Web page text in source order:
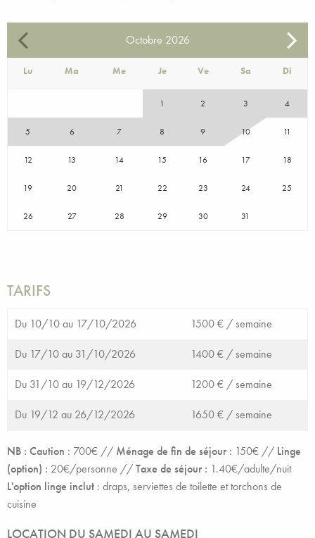
Octobre 2026
Lu Ma Me Je Ve Sa Di
1 2 3 4
5 6 7 8 9 10 11
12 13 14 15 16 17 18
19 20 21 22 23 24 25
26 27 28 29 30 31
TARIFS
Du 10/10 au 17/10/2026 1500 € /semaine
Du 17/10 au 31/10/2026 1400 € /semaine
Du 31/10 au 19/12/2026 1200 € /semaine
Du 19/12 au 26/12/2026 1650 € /semaine
NB : Caution : 700€ // Ménage de fin de séjour : 150€ // Linge
(option) : 20€/personne //Taxe de séjour : 1.40€/adulte/nuit
L'option linge inclut : draps, serviettes de toilette et torchons de
cuisine
LOCATION DU SAMEDI AU SAMEDI